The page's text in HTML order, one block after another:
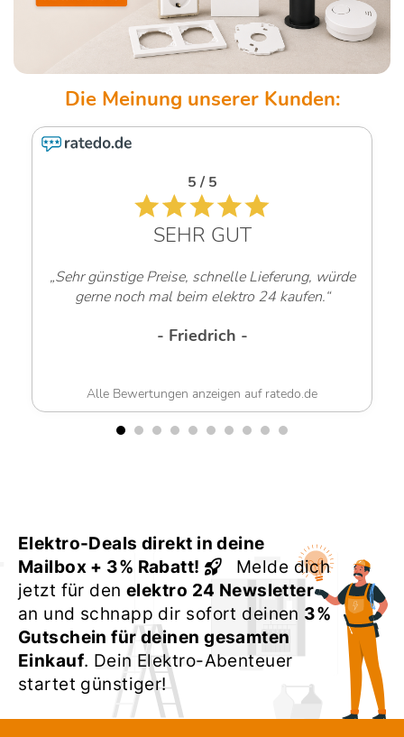
5 / 5
SEHR GUT
„Sehr günstige Preise, schnelle Lieferung, würde
gerne noch mal beim elektro 24 kaufen.“
- Friedrich -
Alle Bewertungen anzeigen auf ratedo.de
Elektro-Deals direkt in deine
Mailbox + 3% Rabatt!
Melde dich
jetzt für denelektro 24 Newsletter
an und schnapp dir sofort deinen 3%
Gutschein für deinen gesamten
Einkauf. Dein Elektro-Abenteuer
startet günstiger!